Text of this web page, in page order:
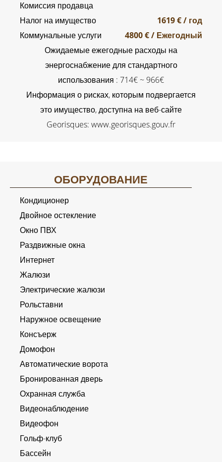
Комиссия продавца
Налог на имущество
1619 € / год
Коммунальные услуги
4800 € / Ежегодный
Ожидаемые ежегодные расходы на
энергоснабжение для стандартного
использования : 714€ ~ 966€
Информация о рисках, которым подвергается
это имущество, доступна на веб-сайте
Georisques: www.georisques.gouv.fr
ОБОРУДОВАНИЕ
Кондиционер
Двойное остекление
Окно ПВХ
Раздвижные окна
Интернет
Жалюзи
Электрические жалюзи
Рольставни
Наружное освещение
Консъерж
Домофон
Автоматические ворота
Бронированная дверь
Охранная служба
Видеонаблюдение
Видеофон
Гольф-клуб
Бассейн